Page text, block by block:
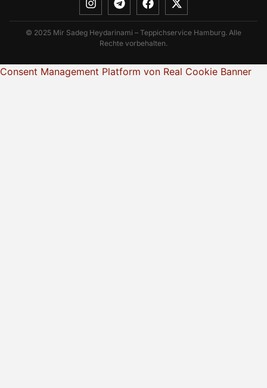
© 2025 Mir Sadeg Heydarinami – Teppichservice Hamburg. Alle
Rechte vorbehalten.
Consent Management Platform von Real Cookie Banner